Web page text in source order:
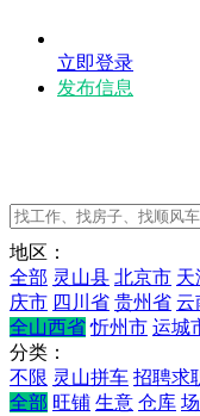
立即登录
发布信息
地区：
全部 灵山县 北京市 天
庆市 四川省 贵州省 云
全山西省 忻州市 运城
分类：
不限 灵山拼车 招聘求
全部 旺铺 生意 仓库